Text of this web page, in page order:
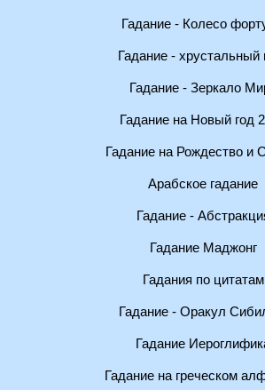
Гадание - Колесо
Гадание -
Гадание - Зеркало
Гадание на Новый год
Гадание на Рождество и
Арабское гадание
Гадание -
Гадание Маджонг
Гадания по цитатам
Гадание - Оракул
Гадание
Гадание на греческом